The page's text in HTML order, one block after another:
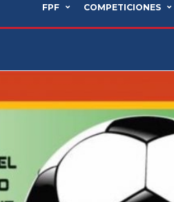
FPF COMPETICIONES